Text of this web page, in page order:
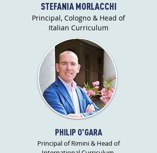
STEFANIA MORLACCHI
Principal, Cologno & Head of
Italian Curriculum
PHILIP O'GARA
Principal of Rimini & Head of